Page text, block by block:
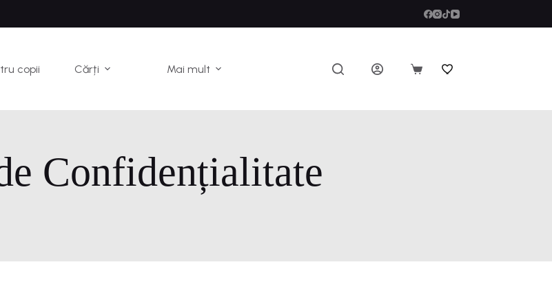
copii Cărți Mai mult
Confidențialitate